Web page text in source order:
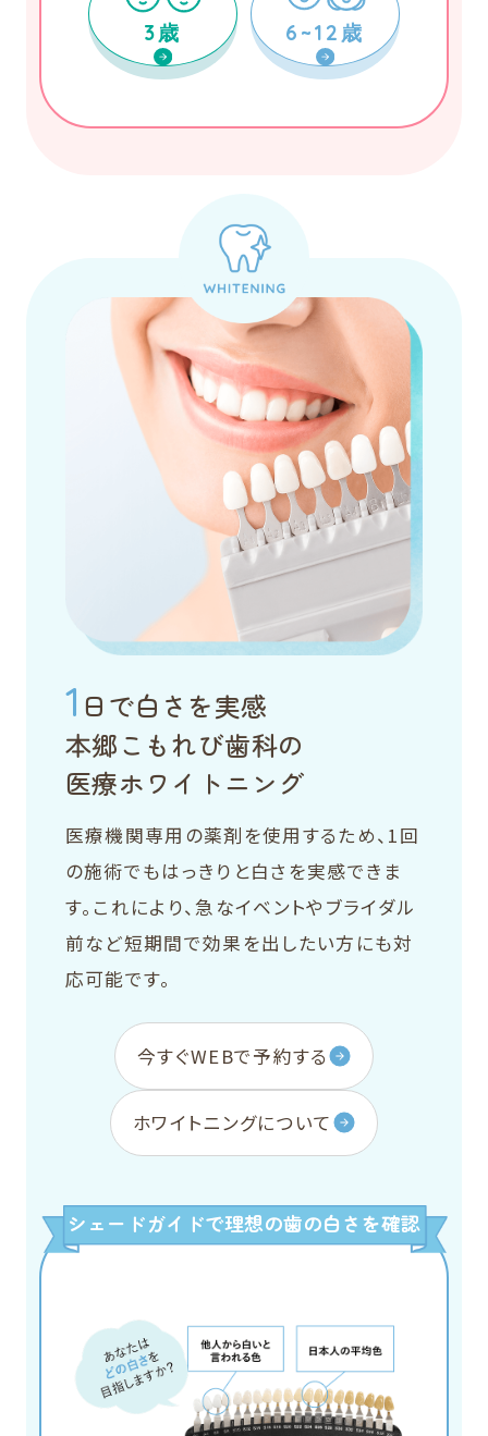
3歳 6~12歳
1 日で白さを実感
本郷こもれび歯科の
医療ホワイトニング
医療機関専用の薬剤を使用するため、1回
の施術でもはっきりと白さを実感できま
す。これにより、急なイベントやブライダル
前など短期間で効果を出したい方にも対
応可能です。
今すぐWEBで予約する
ホワイトニングについて
シェードガイドで理想の歯の白さを確認